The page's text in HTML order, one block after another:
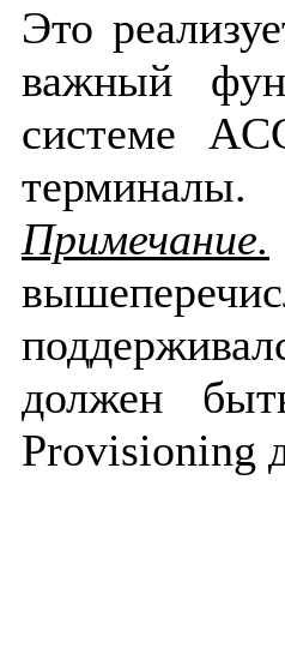
Это
важный
системе
терминалы.
Примечание.
должен
Provisioning